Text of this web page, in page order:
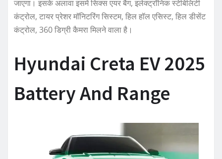
जाएगा। इसके अलावा इसमें सिक्स एयर बैग, इलेक्ट्रॉनिक स्टेबिलिटी
कंट्रोल, टायर प्रेशर मॉनिटरिंग सिस्टम, हिल हॉल एसिस्ट, हिल डीसेंट
कंट्रोल, 360 डिग्री कैमरा मिलने वाला है।
Hyundai Creta EV 2025
Battery And Range